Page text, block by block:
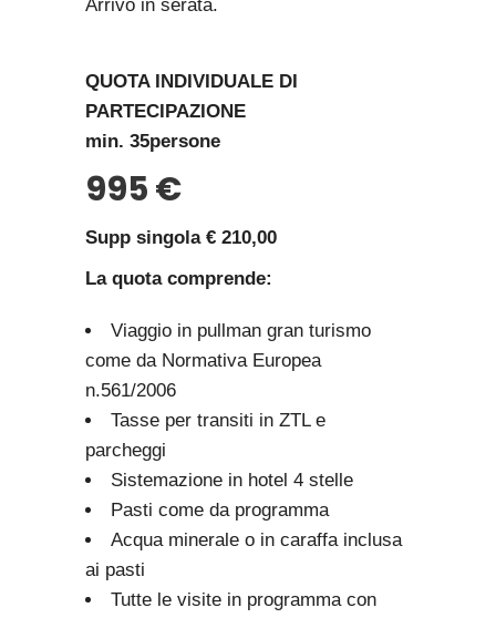
Arrivo in serata.
QUOTA INDIVIDUALE DI
PARTECIPAZIONE
min. 35persone
995 €
Supp singola € 210,00
La quota comprende:
Viaggio in pullman gran turismo
come da Normativa Europea
n.561/2006
Tasse per transiti in ZTL e
parcheggi
Sistemazione in hotel 4 stelle
Pasti come da programma
Acqua minerale o in caraffa inclusa
ai pasti
Tutte le visite in programma con